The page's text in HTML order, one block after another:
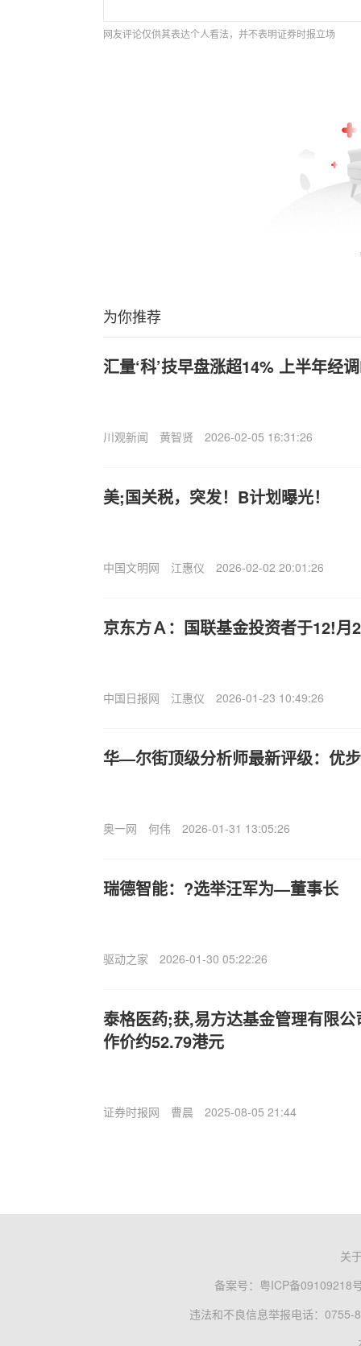
网友评论仅供其表达个人看法，并不表明证券时报立场
为你推荐
汇量‘科’技早盘涨超14% 上半年经
川观新闻 黄智贤 2026-02-05 16:31:26
美;国关税，突发！B计划曝光！
中国文明网 江惠仪 2026-02-02 20:01:26
京东方Ａ：国联基金投资者于12!月
中国日报网 江惠仪 2026-01-23 10:49:26
华—尔街顶级分析师最新评级：优
奥一网 何伟 2026-01-31 13:05:26
瑞德智能：?选举汪军为—董事长
驱动之家 2026-01-30 05:22:26
泰格医药;获,易方达基金管理有限
作价约52.79港元
证券时报网 曹晨 2025-08-05 21:44
关
备案号： 粤ICP备09109218
违法和不良信息举报电话：0755-